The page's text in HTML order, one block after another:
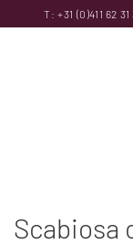
naar
T:+31 (0)411 62 31
Scabiosa